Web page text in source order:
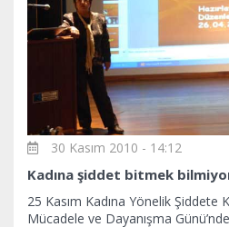
30 Kasım 2010 - 14:12
Kadına şiddet bitmek
25 Kasım Kadına Yönelik Şiddete
Mücadele ve Dayanışma